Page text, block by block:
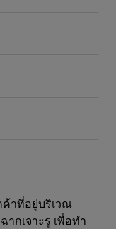
าที่อยู่บริเวณ
กเจาะรู เพื่อทำ